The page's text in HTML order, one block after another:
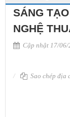
SÁNG
NGHỆ
Cập nhật 17/
Sao chép địa